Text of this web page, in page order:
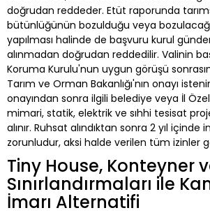
doğrudan reddeder. Etüt raporunda
bütünlüğünün bozulduğu veya
yapılması halinde de başvuru kurul
alınmadan doğrudan reddedilir. Valinin
Koruma Kurulu'nun uygun görüşü
Tarım ve Orman Bakanlığı'nın onayı
onayından sonra ilgili belediye veya İl
mimari, statik, elektrik ve sıhhi tesisat
alınır. Ruhsat alındıktan sonra 2 yıl içinde
zorunludur, aksi halde verilen tüm izinler
Tiny House, Konteyner
Sınırlandırmaları ile
İmarı Alternatifi